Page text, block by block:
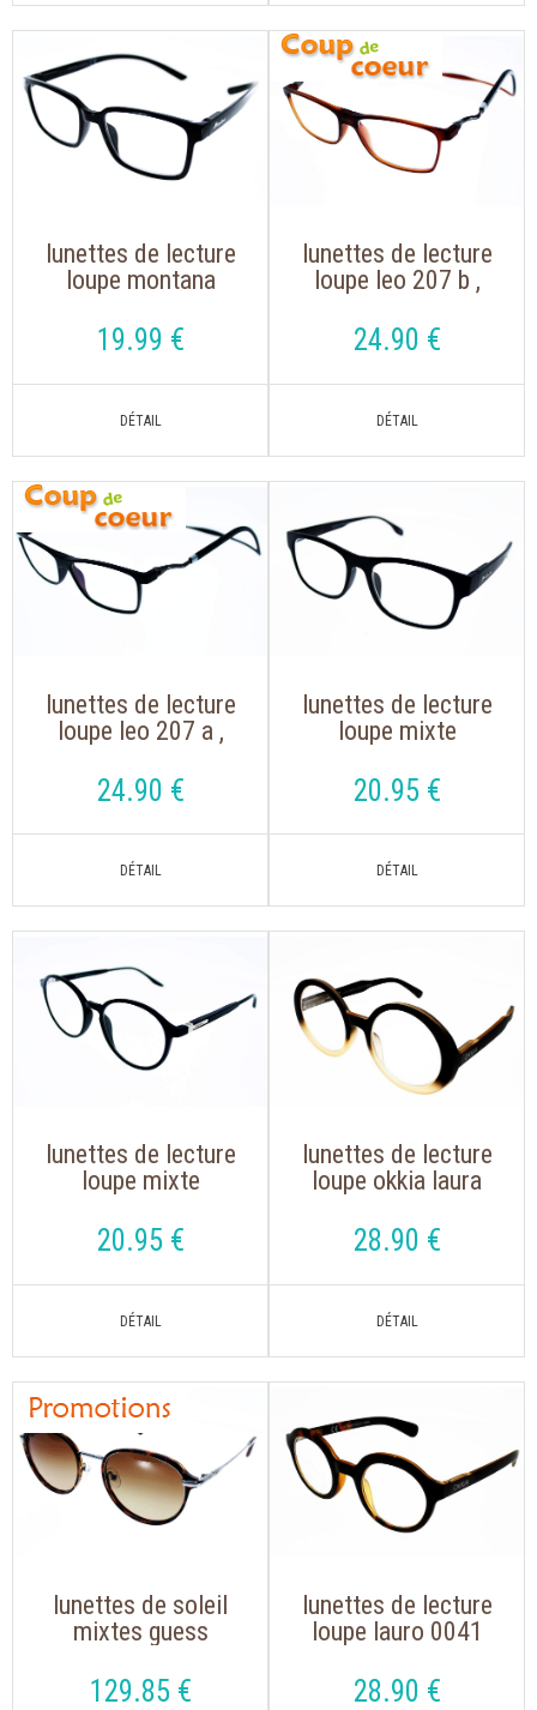
lunettes de lecture
loupe montana
autour du cou
19.99 €
lunettes de lecture
loupe leo 207 b ,
avec un aimant avec
cordon réglable
24.90 €
lunettes de lecture
loupe leo 207 a ,
aimant avec cordon
réglable
24.90 €
lunettes de lecture
loupe mixte
avec clip solaire
aimanté polarisé
20.95 €
lunettes de lecture
loupe mixte
avec clip solaire
aimanté polarisé
20.95 €
lunettes de lecture
loupe okkia laura
forme rétro
tendance
28.90 €
lunettes de soleil
mixtes guess
polarisées
129.85 €
lunettes de lecture
loupe lauro 0041
forme ronde
28.90 €